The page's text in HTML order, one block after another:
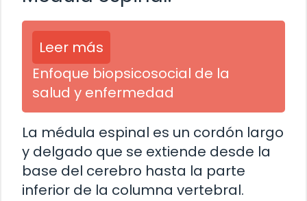
Leer más
Enfoque biopsicosocial de la
salud y enfermedad
La médula espinal es un cordón largo
y delgado que se extiende desde la
base del cerebro hasta la parte
inferior de la columna vertebral.